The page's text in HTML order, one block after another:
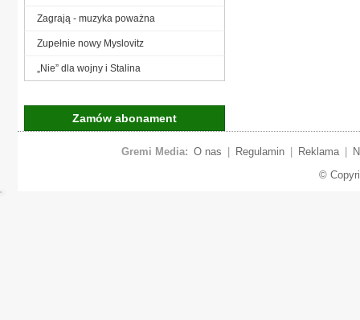
Zagrają - muzyka poważna
Zupełnie nowy Myslovitz
„Nie” dla wojny i Stalina
Zamów abonament
Gremi Media: O nas Regulamin Reklama
©